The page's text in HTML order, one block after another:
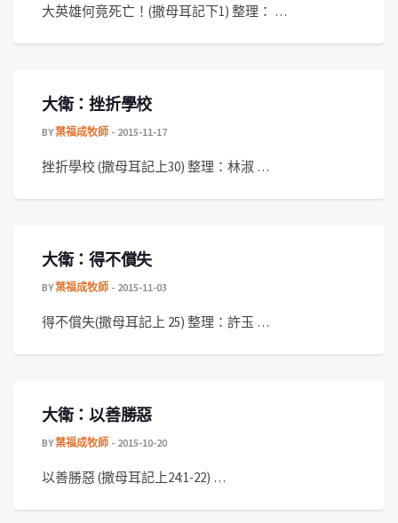
大英雄何竟死亡！(撒母耳記下1) 整理： …
大衛：挫折學校
BY葉福成牧師 2015-11-17
挫折學校 (撒母耳記上30) 整理：林淑 …
大衛：得不償失
BY葉福成牧師 2015-11-03
得不償失(撒母耳記上 25) 整理：許玉 …
大衛：以善勝惡
BY葉福成牧師 2015-10-20
以善勝惡 (撒母耳記上24:1-22) …